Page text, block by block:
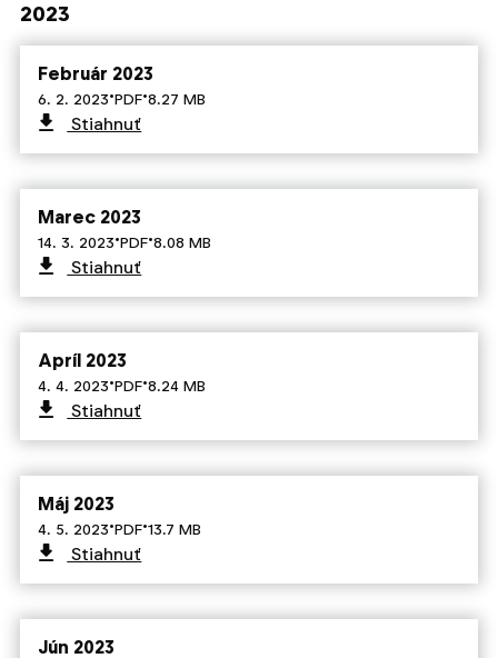
2023
Február 2023
6. 2. 2023·PDF·8.27 MB
Stiahnuť
Marec 2023
14. 3. 2023·PDF·8.08 MB
Stiahnuť
Apríl 2023
4. 4. 2023·PDF·8.24 MB
Stiahnuť
Máj 2023
4. 5. 2023·PDF·13.7 MB
Stiahnuť
Jún 2023